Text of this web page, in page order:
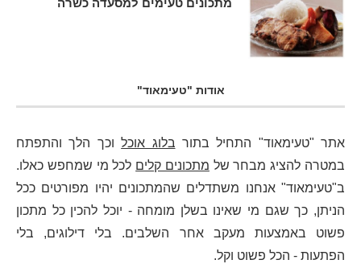
אודות "טעימאוד"
אתר "טעימאוד" התחיל בתור בלוג אוכלוכך הלך והתפתח
במטרה להציג מבחר של מתכונים קלים לכל מי שמחפש כאלו.
ב"טעימאוד" אנחנו משתדלים שהמתכונים יהיו מפורטים ככל
הניתן, כך שגם מי שאינו בשלן מומחה - יוכל להכין כל מתכון
פשוט באמצעות מעקב אחר השלבים. בלי דילוגים, בלי
הפתעות - הכל פשוט וקל.